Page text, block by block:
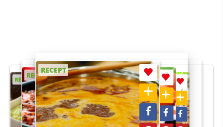
RECEPT
RECEPT
RECEPT
RECEPT
RECEPT